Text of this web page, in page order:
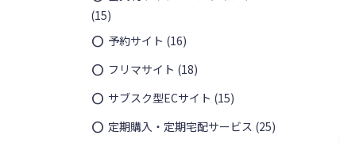
(15)
予約サイト (16)
フリマサイト (18)
サブスク型ECサイト (15)
定期購入・定期宅配サービス (25)